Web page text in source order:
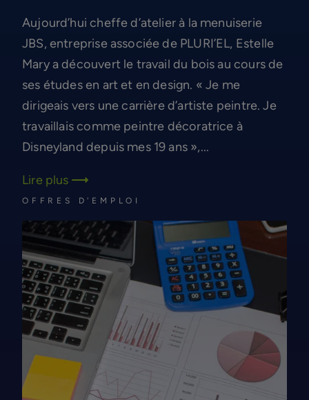
Aujourd’hui cheffe d’atelier à la menuiserie
JBS, entreprise associée de PLURI’EL, Estelle
Mary a découvert le travail du bois au cours de
ses études en art et en design. « Je me
dirigeais vers une carrière d’artiste peintre. Je
travaillais comme peintre décoratrice à
Disneyland depuis mes 19 ans »,...
Lire plus
OFFRES D'EMPLOI